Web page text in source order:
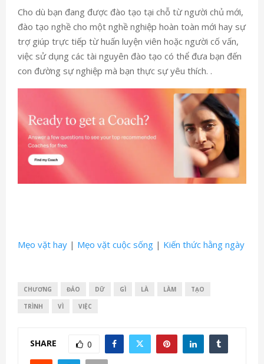
Cho dù bạn đang được đào tạo tại chỗ từ người chủ mới,
đào tạo nghề cho một nghề nghiệp hoàn toàn mới hay sự
trợ giúp trực tiếp từ huấn luyện viên hoặc người cố vấn,
việc sử dụng các tài nguyên đào tạo có thể đưa bạn đến
con đường sự nghiệp mà bạn thực sự yêu thích. .
Mẹo vặt hay | Mẹo vặt cuộc sống | Kiến thức hằng ngày
CHƯƠNG ĐẢO DỮ GÌ LÀ LÀM TẠO
TRÌNH VÌ VIỆC
SHARE 0